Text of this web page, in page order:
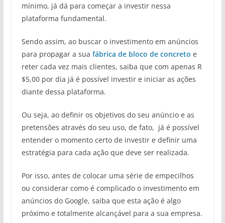
mínimo, já dá para começar a investir nessa
plataforma fundamental.
Sendo assim, ao buscar o investimento em anúncios
para propagar a sua fábrica de bloco de concreto e
reter cada vez mais clientes, saiba que com apenas R
$5,00 por dia já é possível investir e iniciar as ações
diante dessa plataforma.
Ou seja, ao definir os objetivos do seu anúncio e as
pretensões através do seu uso, de fato, já é possível
entender o momento certo de investir e definir uma
estratégia para cada ação que deve ser realizada.
Por isso, antes de colocar uma série de empecilhos
ou considerar como é complicado o investimento em
anúncios do Google, saiba que esta ação é algo
próximo e totalmente alcançável para a sua empresa.